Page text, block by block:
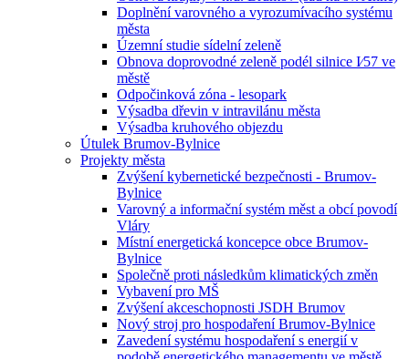
Doplnění varovného a vyrozumívacího systému
města
Územní studie sídelní zeleně
Obnova doprovodné zeleně podél silnice I⁄57 ve
městě
Odpočinková zóna - lesopark
Výsadba dřevin v intravilánu města
Výsadba kruhového objezdu
Útulek Brumov-Bylnice
Projekty města
Zvýšení kybernetické bezpečnosti - Brumov-
Bylnice
Varovný a informační systém měst a obcí povodí
Vláry
Místní energetická koncepce obce Brumov-
Bylnice
Společně proti následkům klimatických změn
Vybavení pro MŠ
Zvýšení akceschopnosti JSDH Brumov
Nový stroj pro hospodaření Brumov-Bylnice
Zavedení systému hospodaření s energií v